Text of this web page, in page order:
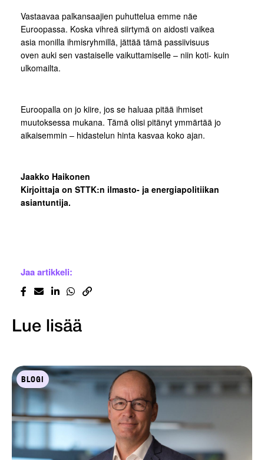
Vastaavaa palkansaajien puhuttelua emme näe
Euroopassa. Koska vihreä siirtymä on aidosti vaikea
asia monilla ihmisryhmillä, jättää tämä passiivisuus
oven auki sen vastaiselle vaikuttamiselle – niin koti- kuin
ulkomailta.
Euroopalla on jo kiire, jos se haluaa pitää ihmiset
muutoksessa mukana. Tämä olisi pitänyt ymmärtää jo
aikaisemmin – hidastelun hinta kasvaa koko ajan.
Jaakko Haikonen
Kirjoittaja on STTK:n ilmasto- ja energiapolitiikan
asiantuntija.
Jaa artikkeli:
Lue lisää
BLOGI